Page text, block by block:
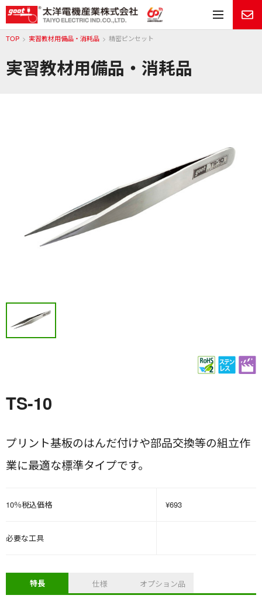
メ
実習教材用備品・消耗品
TOP 実習教材用備品・消耗品 精密ピンセット
TS-10
プリント基板のはんだ付けや部品交換等の組立作
業に最適な標準タイプです。
10％税込価格 ¥693
必要な工具
特長 仕様 オプション品